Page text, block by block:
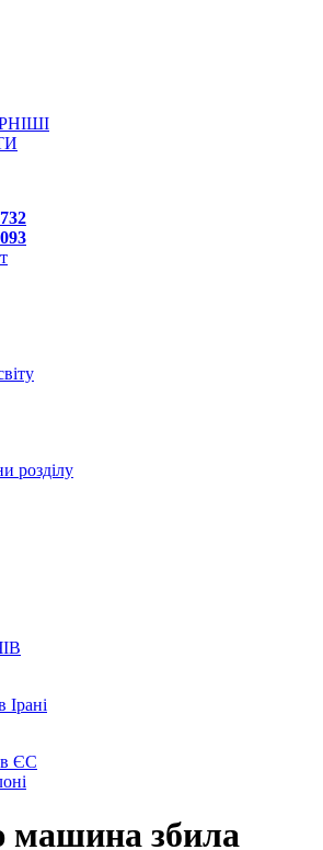
розділу
Ірані
в ЄС
машина збила